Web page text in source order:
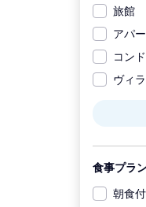
旅館
アパ
コン
ヴィラ
食事プラ
朝食